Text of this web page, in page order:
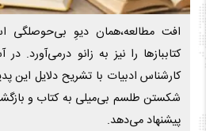
افت مطالعه،همان دیوِ بی‌حوصلگی
کتاببازها را نیز به زانو درمی‌آورد.
شکستن طلسم بی‌میلی به کتاب و
پیشنهاد می‌دهد.